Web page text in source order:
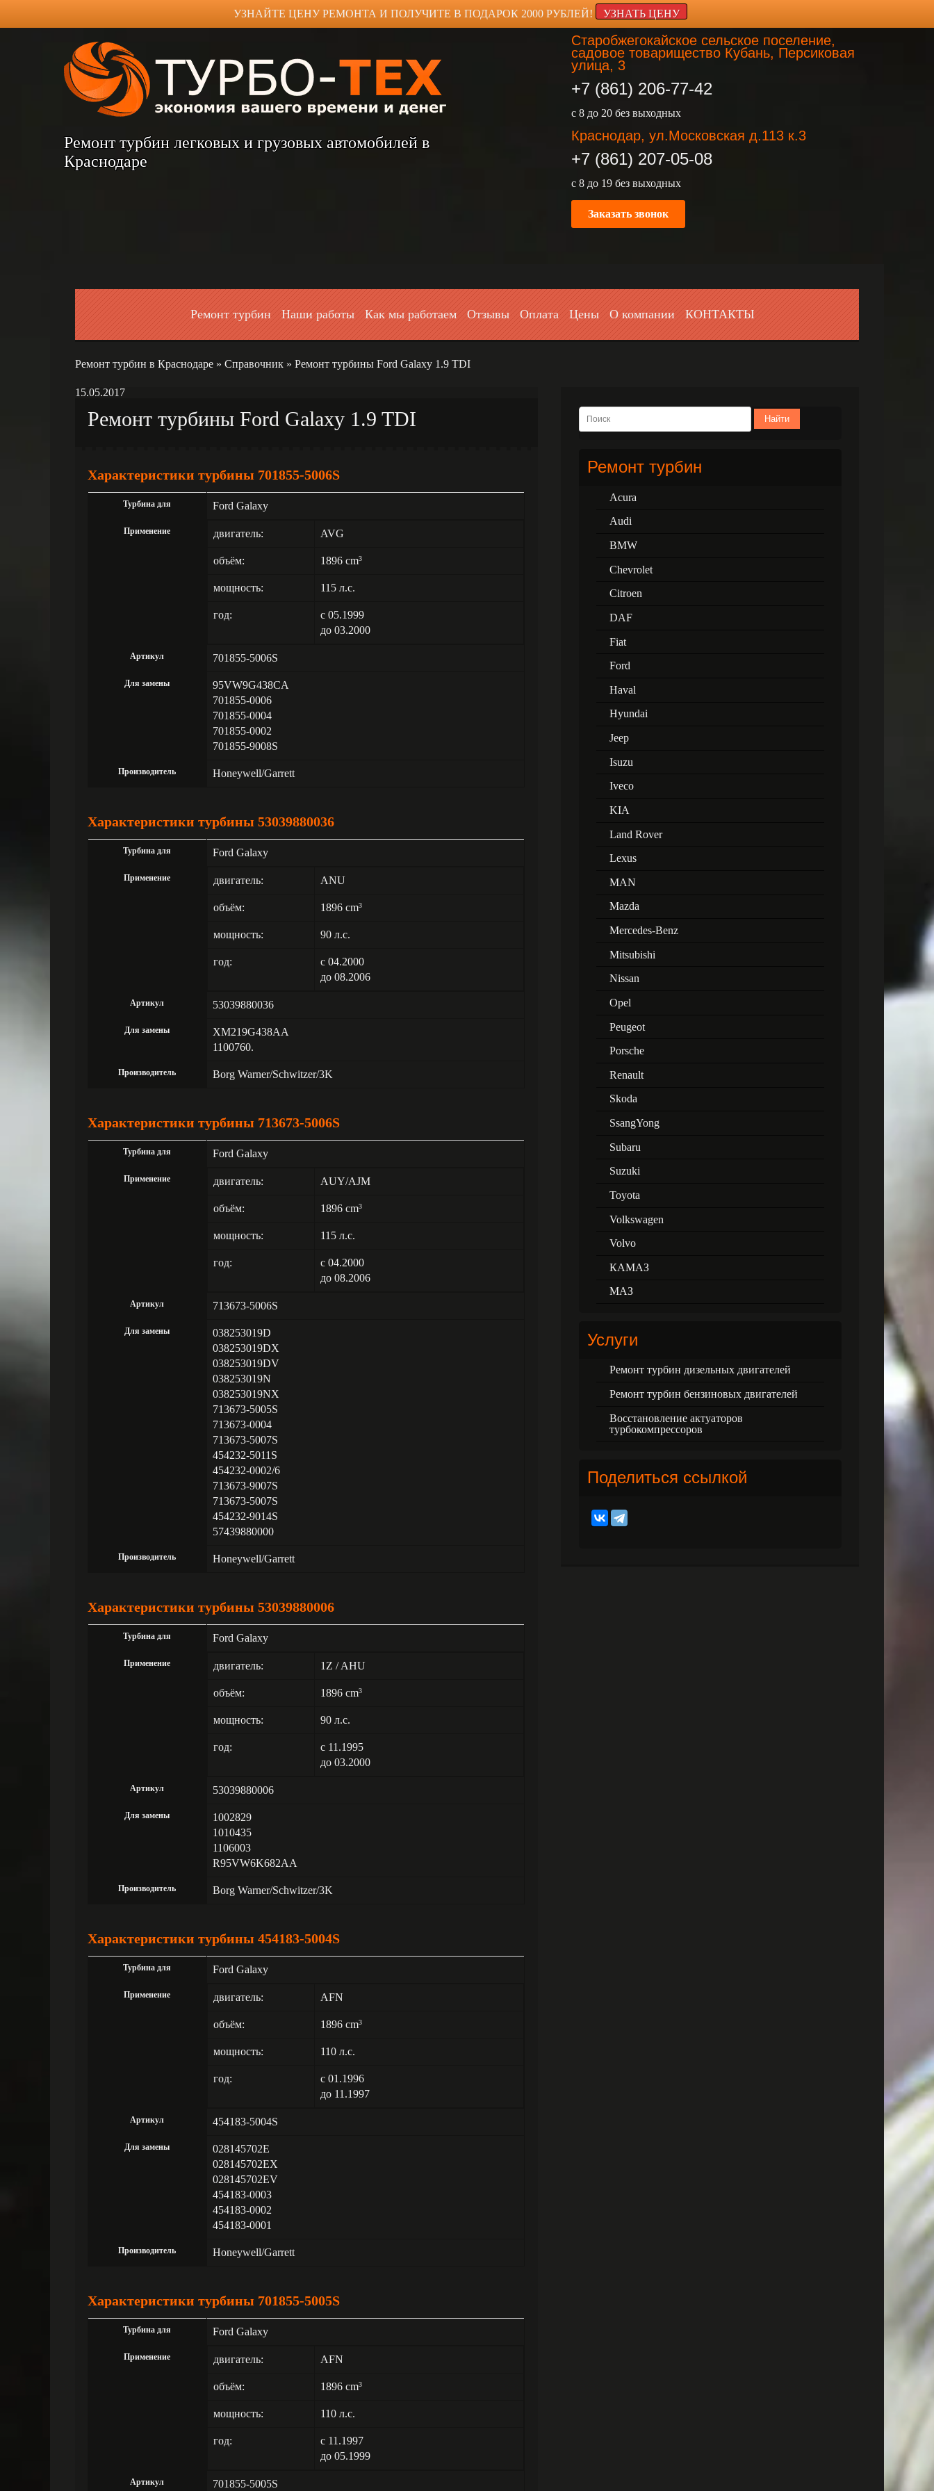
УЗНАЙТЕ ЦЕНУ РЕМОНТА И ПОЛУЧИТЕ В ПОДАРОК 2000 РУБЛЕЙ! УЗНАТЬ ЦЕНУ
Ремонт турбин легковых и грузовых автомобилей в
Краснодаре
Старобжегокайское сельское поселение,
садовое товарищество Кубань, Персиковая
улица, 3
+7 (861) 206-77-42
с 8 до 20 без выходных
Краснодар, ул.Московская д.113 к.3
+7 (861) 207-05-08
с 8 до 19 без выходных
Заказать звонок
Ремонт турбин Наши работы Как мы работаем Отзывы Оплата Цены О компании КОНТАКТЫ
Ремонт турбин в Краснодаре » Справочник » Ремонт турбины Ford Galaxy 1.9 TDI
15.05.2017
Ремонт турбины Ford Galaxy 1.9 TDI
Характеристики турбины 701855-5006S
Турбина для Ford Galaxy
Применение двигатель: AVG
объём: 1896 cm3
мощность: 115 л.с.
год:
с 05.1999
до 03.2000
Артикул 701855-5006S
Для замены
95VW9G438CA
701855-0006
701855-0004
701855-0002
701855-9008S
Производитель Honeywell/Garrett
Характеристики турбины 53039880036
Турбина для Ford Galaxy
Применение двигатель: ANU
объём: 1896 cm3
мощность: 90 л.с.
год:
с 04.2000
до 08.2006
Артикул 53039880036
Для замены
XM219G438AA
1100760.
Производитель Borg Warner/Schwitzer/3K
Характеристики турбины 713673-5006S
Турбина для Ford Galaxy
Применение двигатель: AUY/AJM
объём: 1896 cm3
мощность: 115 л.с.
год:
с 04.2000
до 08.2006
Артикул 713673-5006S
Для замены
038253019D
038253019DX
038253019DV
038253019N
038253019NX
713673-5005S
713673-0004
713673-5007S
454232-5011S
454232-0002/6
713673-9007S
713673-5007S
454232-9014S
57439880000
Производитель Honeywell/Garrett
Характеристики турбины 53039880006
Турбина для Ford Galaxy
Применение двигатель: 1Z / AHU
объём: 1896 cm3
мощность: 90 л.с.
год:
с 11.1995
до 03.2000
Артикул 53039880006
Для замены
1002829
1010435
1106003
R95VW6K682AA
Производитель Borg Warner/Schwitzer/3K
Характеристики турбины 454183-5004S
Турбина для Ford Galaxy
Применение двигатель: AFN
объём: 1896 cm3
мощность: 110 л.с.
год:
с 01.1996
до 11.1997
Артикул 454183-5004S
Для замены
028145702E
028145702EX
028145702EV
454183-0003
454183-0002
454183-0001
Производитель Honeywell/Garrett
Характеристики турбины 701855-5005S
Турбина для Ford Galaxy
Применение двигатель: AFN
объём: 1896 cm3
мощность: 110 л.с.
год:
с 11.1997
до 05.1999
Артикул 701855-5005S
Найти
Ремонт турбин
Acura
Audi
BMW
Chevrolet
Citroen
DAF
Fiat
Ford
Haval
Hyundai
Jeep
Isuzu
Iveco
KIA
Land Rover
Lexus
MAN
Mazda
Mercedes-Benz
Mitsubishi
Nissan
Opel
Peugeot
Porsche
Renault
Skoda
SsangYong
Subaru
Suzuki
Toyota
Volkswagen
Volvo
КАМАЗ
МАЗ
Услуги
Ремонт турбин дизельных двигателей
Ремонт турбин бензиновых двигателей
Восстановление актуаторов
турбокомпрессоров
Поделиться ссылкой